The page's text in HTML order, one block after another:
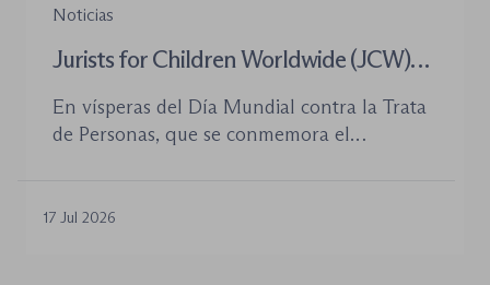
Noticias
Jurists for Children Worldwide (JCW)
para combatir la trata de menores y
defender el Estado de Derecho
En vísperas del Día Mundial contra la Trata
de Personas, que se conmemora el
la World Jurist Association (WJA) y Just
17 Jul 2026